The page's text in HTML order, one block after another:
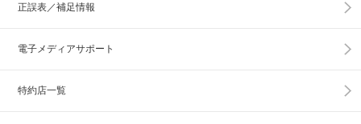
正誤表／補足情報
電子メディアサポート
特約店一覧